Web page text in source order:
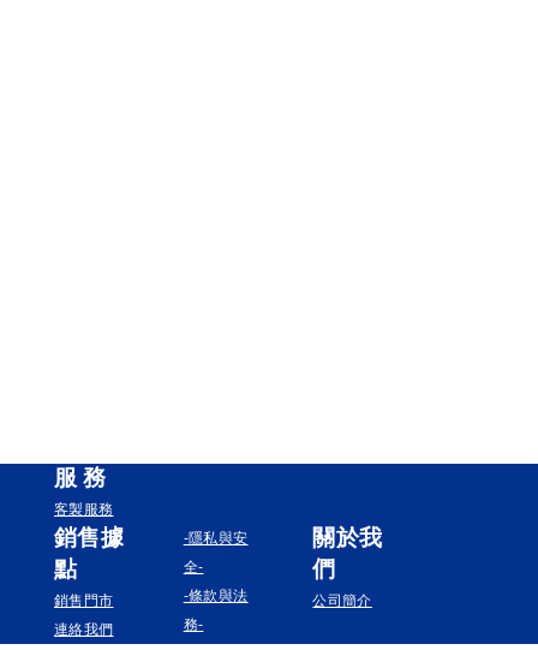
服 務
客製服務
銷售據
點
銷售門市
連絡我們
-隱私與安
全-
-條款與法
務-
關於我
們
公司簡介